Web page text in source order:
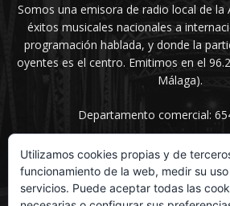
Somos una emisora de radio local de la
éxitos musicales nacionales a
programación hablada, y donde la
oyentes es el centro. Emitimos en el
Málaga).
Departamento comercial:
SÍGUENOS
Utilizamos cookies propias y de
funcionamiento de la web, medir su
servicios. Puede aceptar todas las